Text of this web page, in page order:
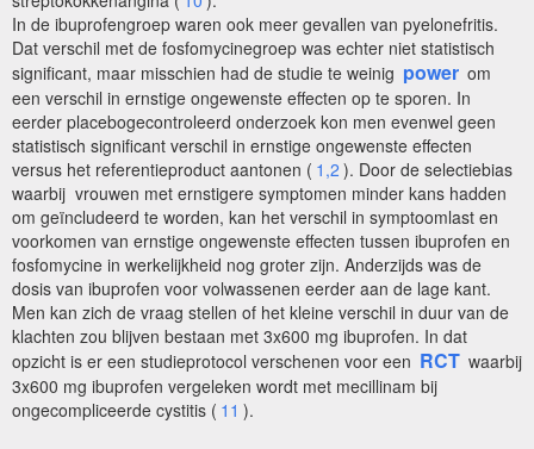
In de ibuprofengroep waren ook meer gevallen van pyelonefritis.
Dat verschil met de fosfomycinegroep was echter niet statistisch
significant, maar misschien had de studie te weinig power om
een verschil in ernstige ongewenste effecten op te sporen. In
eerder placebogecontroleerd onderzoek kon men evenwel geen
statistisch significant verschil in ernstige ongewenste effecten
versus het referentieproduct aantonen ( 1,2 ). Door de selectiebias
waarbij vrouwen met ernstigere symptomen minder kans hadden
om geïncludeerd te worden, kan het verschil in symptoomlast en
voorkomen van ernstige ongewenste effecten tussen ibuprofen en
fosfomycine in werkelijkheid nog groter zijn. Anderzijds was de
dosis van ibuprofen voor volwassenen eerder aan de lage kant.
Men kan zich de vraag stellen of het kleine verschil in duur van de
klachten zou blijven bestaan met 3x600 mg ibuprofen. In dat
opzicht is er een studieprotocol verschenen voor een RCT waarbij
3x600 mg ibuprofen vergeleken wordt met mecillinam bij
ongecompliceerde cystitis ( 11 ).